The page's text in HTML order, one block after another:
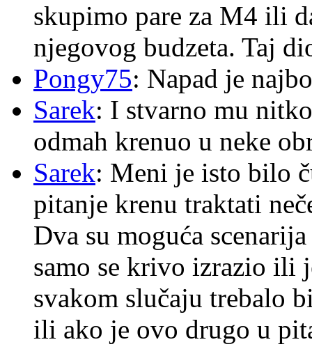
skupimo pare za M4 ili
njegovog budzeta. Taj
Pongy75: Napad je
Sarek: I stvarno mu
odmah krenuo u neke
Sarek: Meni je isto bilo
pitanje krenu traktati
Dva su moguća
samo se krivo izrazio ili
svakom slučaju trebalo
ili ako je ovo drugo u